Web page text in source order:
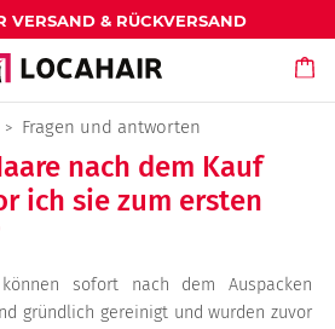
VERSAND & RÜCKVERSAND
Fragen und antworten
nach dem Kauf
ich sie zum ersten
sofort nach dem Auspacken
gründlich gereinigt und wurden zuvor